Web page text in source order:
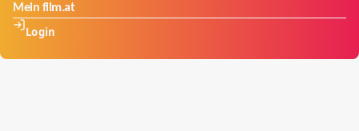
Mein film.at
Login